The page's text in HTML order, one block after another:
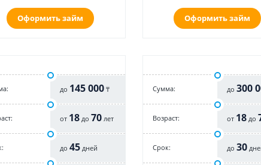
Оформить займ Оформить займ
до 145 000 ₸
от 18 до 70 лет
до45 дней
Cумма: до300
Возраст: от 18 до
Срок: до30